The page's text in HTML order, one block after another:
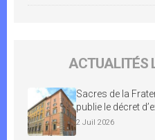
ACTUALITÉS
Sacres de la
publie le décret
2 Juil 2026